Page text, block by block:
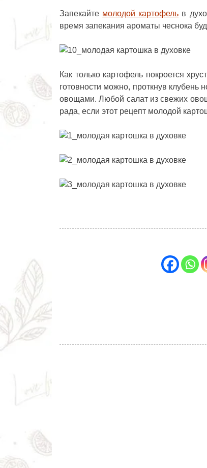
Запекайте молодой картофель в
время запекания ароматы чеснока
Как только картофель покроется
готовности можно, проткнув
овощами. Любой салат из свежих
рада, если этот рецепт молодой